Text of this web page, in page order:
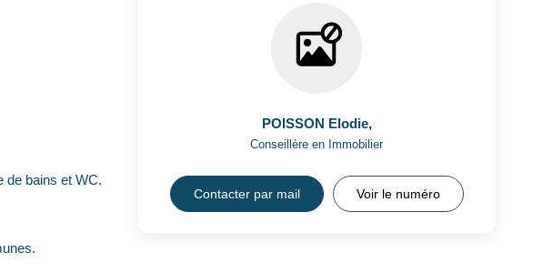
de bains et WC.
POISSON Elodie,
Conseillère en Immobilier
Contacter par mail Voir le numéro